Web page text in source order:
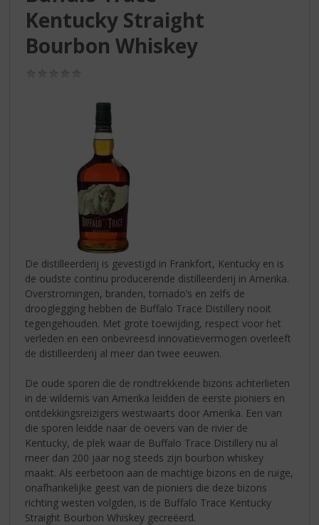
Kentucky Straight
Bourbon Whiskey
De distilleerderij is gevestigd in Frankfort, Kentucky en is
de oudste continu producerende distilleerderij in Amerika.
Overstromingen, branden, tornado’s en zelfs de
drooglegging hebben de Buffalo Trace Distillery nooit
tegengehouden. Met grote toewijding, respect voor het
verleden en een onbevreesd innovatievermogen overleeft
de distilleerderij al meer dan twee eeuwen.
De oude sporen die de rondtrekkende bizons achterlieten
in de wildernis van Amerika leidden de eerste pioniers en
ontdekkingsreizigers westwaarts door Amerika. Een van
die sporen leidde naar de oevers van de rivier de
Kentucky, de plek waar de Buffalo Trace Distillery nu al
meer dan 200 jaar nog steeds zijn bourbon whiskey
maakt. Als eerbetoon aan de machtige bizons en de ruige,
onafhankelijke geest van de pioniers die deze bizons
richting westen volgden, is de Buffalo Trace Kentucky
Straight Bourbon Whiskey gecreëerd.